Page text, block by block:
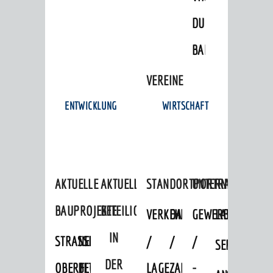
DULGER-
BAD
VEREINE
ENTWICKLUNG
AKTUELLE
BAUPROJEKTE
STRASSENBAUMASSNAHMEN OB
ERFLOCKENBACH
NEUBAU
BETRIEBSGEBÄUDE
AKTUELLE
BETEILIGUNGEN
IN
DER
WIRTSCHAFT
STANDORTPORTRAIT
VERKEHRSANBINDUNG
/
LAGE
DATEN
/
ZAHLEN
UNTERNEHMEN
GEWERBEFLÄCHEN
/
-
Datenschutz-